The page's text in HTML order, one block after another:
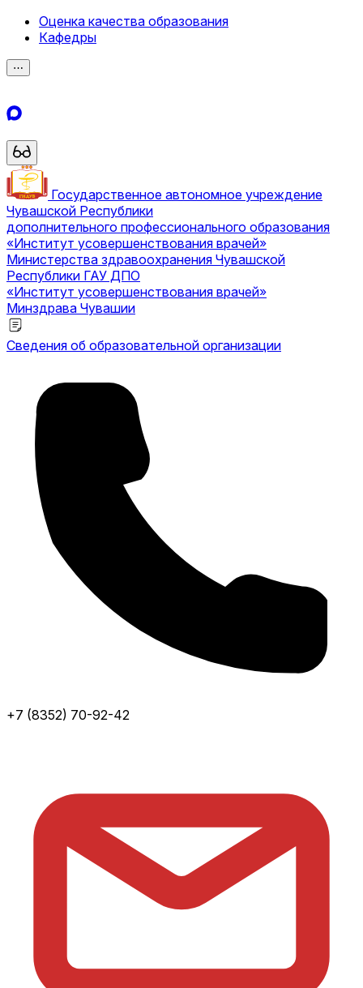
Оценка качества образования
Кафедры
⋯
Государственное автономное учреждение
Чувашской Республики
дополнительного профессионального образования
«Институт усовершенствования врачей»
Министерства здравоохранения Чувашской
Республики ГАУ ДПО
«Институт усовершенствования врачей»
Минздрава Чувашии
Сведения об образовательной организации
+7 (8352) 70-92-42